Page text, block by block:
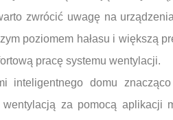
zwrócić uwagę na
poziomem hałasu i większą
pracę systemu wentylacji.
inteligentnego domu
wentylacją za pomocą aplikacji